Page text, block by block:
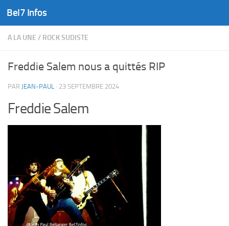
Skip to content
Bel7 Infos
A LA UNE / ROCK SUDISTE
Freddie Salem nous a quittés RIP
PAR JEAN-PAUL · 23 SEPTEMBRE 2024
Freddie Salem